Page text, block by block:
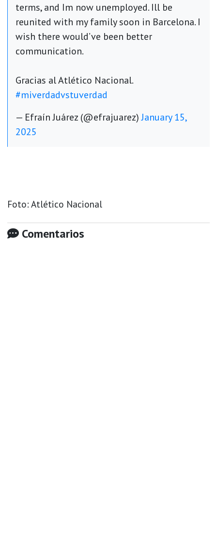
terms, and Im now unemployed. Ill be
reunited with my family soon in Barcelona. I
wish there would’ve been better
communication.
Gracias al Atlético Nacional.
#miverdadvstuverdad
— Efraín Juárez (@efrajuarez)January 15,
2025
Foto: Atlético Nacional
Comentarios